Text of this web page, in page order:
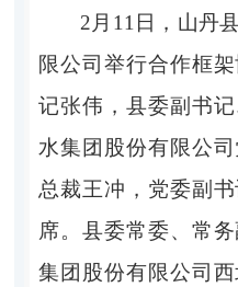
2月11日，山丹
限公司举行合作框
记张伟，县委副书
水集团股份有限公
总裁王冲，党委副
席。县委常委、常
集团股份有限公司